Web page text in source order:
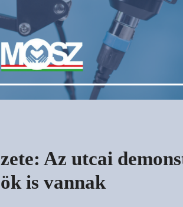
Az utcai
is vannak